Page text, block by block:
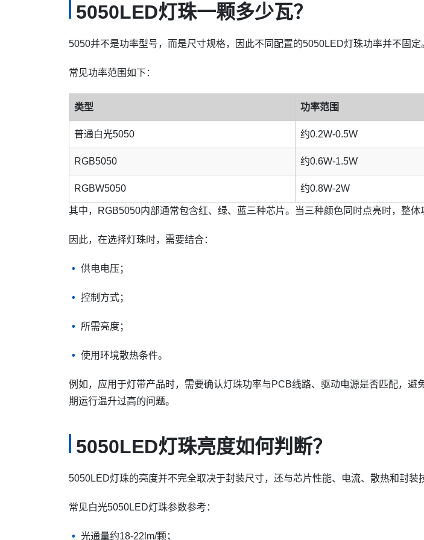
5050LED灯珠一颗多少瓦？
5050并不是功率型号，而是尺寸规格，因此不同配置的5050LED灯珠功率并不固定
常见功率范围如下：
类型 功率范围
普通白光5050 约0.2W-0.5W
RGB5050 约0.6W-1.5W
RGBW5050 约0.8W-2W
其中，RGB5050内部通常包含红、绿、蓝三种芯片。当三种颜色同时点亮时，整体
因此，在选择灯珠时，需要结合：
供电电压；
控制方式；
所需亮度；
使用环境散热条件。
例如，应用于灯带产品时，需要确认灯珠功率与PCB线路、驱动电源是否匹配，避
期运行温升过高的问题。
5050LED灯珠亮度如何判断？
5050LED灯珠的亮度并不完全取决于封装尺寸，还与芯片性能、电流、散热和封装
常见白光5050LED灯珠参数参考：
光通量约18-22lm/颗；